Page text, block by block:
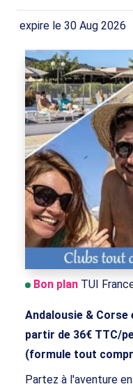
expire le 30 Aug 2026
Bon plan TUI
Andalousie & Corse
partir de 36€ TTC/
(formule tout
Partez à l'aventure